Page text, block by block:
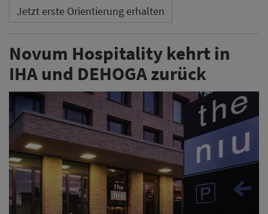
Jetzt erste Orientierung erhalten
Novum Hospitality kehrt in
IHA und DEHOGA zurück